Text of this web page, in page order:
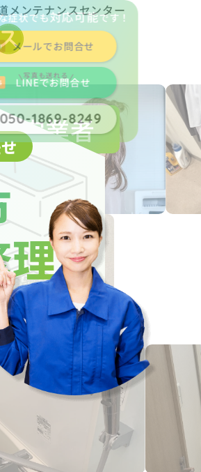
メンテナンスセンター
定業者
円～
症状でも対応可能です！
メールでお問合せ
写真も送れる
LINEでお問合せ
050-1869-8249